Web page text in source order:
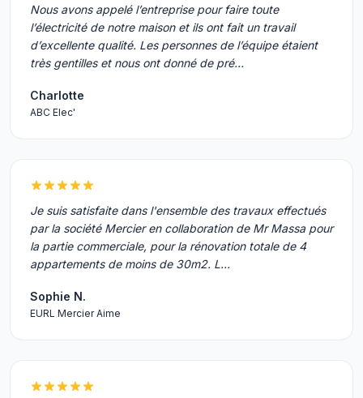
Nous avons appelé l’entreprise pour faire toute
l’électricité de notre maison et ils ont fait un travail
d’excellente qualité. Les personnes de l’équipe étaient
très gentilles et nous ont donné de pré…
Charlotte
ABC Elec'
Je suis satisfaite dans l'ensemble des travaux effectués
par la société Mercier en collaboration de Mr Massa pour
la partie commerciale, pour la rénovation totale de 4
appartements de moins de 30m2. L…
Sophie N.
EURL Mercier Aime